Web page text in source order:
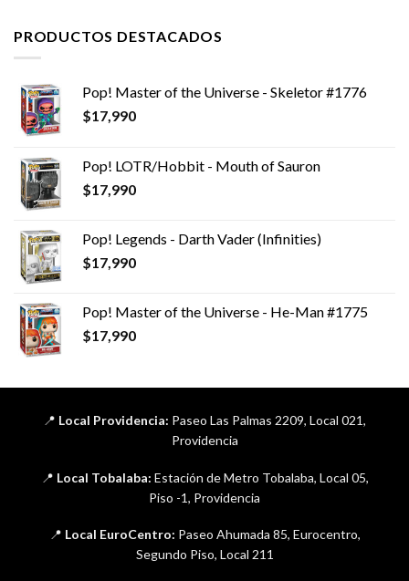
PRODUCTOS DESTACADOS
Pop! Master of the Universe - Skeletor #1776
$17,990
Pop! LOTR/Hobbit - Mouth of Sauron
$17,990
Pop! Legends - Darth Vader (Infinities)
$17,990
Pop! Master of the Universe - He-Man #1775
$17,990
📍 Local Providencia: Paseo Las Palmas 2209, Local 021,
Providencia
📍 Local Tobalaba: Estación de Metro Tobalaba, Local 05,
Piso -1, Providencia
📍 Local EuroCentro: Paseo Ahumada 85, Eurocentro,
Segundo Piso, Local 211